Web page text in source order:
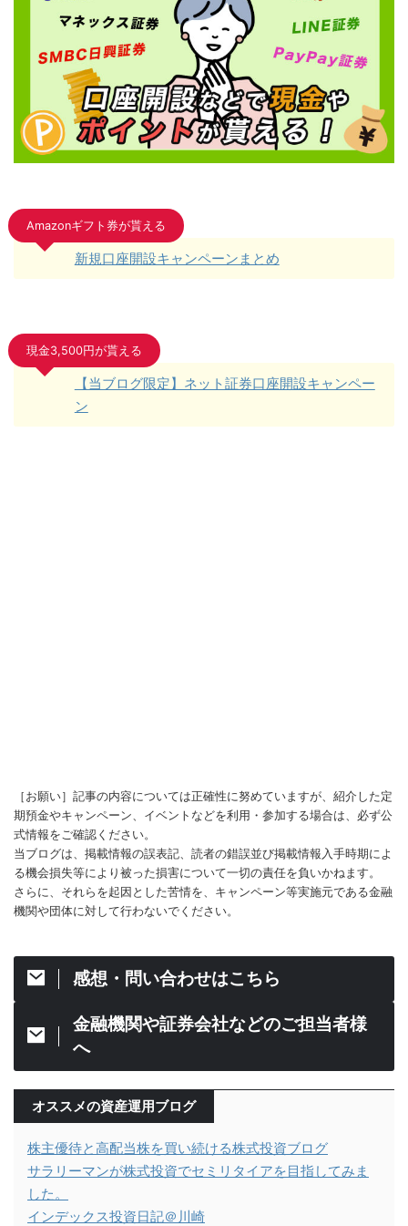
Amazonギフト券が貰える
新規口座開設キャンペーンまとめ
現金3,500円が貰える
【当ブログ限定】ネット証券口座開設キャンペー
ン
［お願い］記事の内容については正確性に努めていますが、紹介した定
期預金やキャンペーン、イベントなどを利用・参加する場合は、必ず公
式情報をご確認ください。
当ブログは、掲載情報の誤表記、読者の錯誤並び掲載情報入手時期によ
る機会損失等により被った損害について一切の責任を負いかねます。
さらに、それらを起因とした苦情を、キャンペーン等実施元である金融
機関や団体に対して行わないでください。
感想・問い合わせはこちら
金融機関や証券会社などのご担当者様
へ
オススメの資産運用ブログ
株主優待と高配当株を買い続ける株式投資ブログ
サラリーマンが株式投資でセミリタイアを目指してみま
した。
インデックス投資日記＠川崎